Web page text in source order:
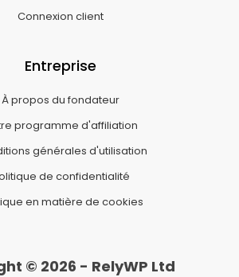
Connexion client
Entreprise
À propos du fondateur
programme d'affiliation
générales d'utilisation
de confidentialité
en matière de cookies
© 2026 - RelyWP Ltd